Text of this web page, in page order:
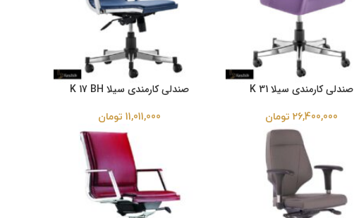
صندلی کارمندی سیلا K 31
26,400,000 تومان
صندلی کارمندی سیلا K 17 BH
11,011,000 تومان